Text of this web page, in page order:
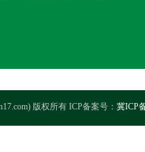
版权所有 ICP备案号： 冀ICP